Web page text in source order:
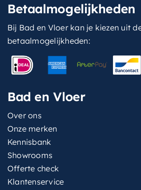
Betaalmogelijkheden
Bij Bad en Vloer kan je kiezen uit
betaalmogelijkheden:
Bad en Vloer
Over ons
Onze merken
Kennisbank
Showrooms
Offerte check
Klantenservice